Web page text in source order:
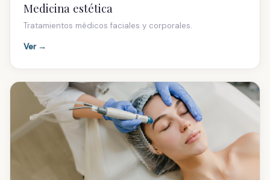
Ver →
Tratamientos estéticos
Pide tu cita